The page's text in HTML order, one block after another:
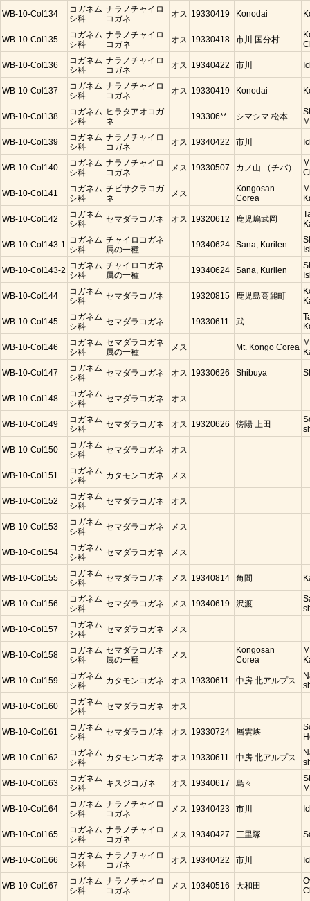
WB-10-Col134
コガネム
シ科
ナラノチャイロ
コガネ
オス 19330419 Konodai
WB-10-Col135
コガネム
シ科
ナラノチャイロ
コガネ
オス 19330418 市川 国分村
WB-10-Col136
コガネム
シ科
ナラノチャイロ
コガネ
オス 19340422 市川
WB-10-Col137
コガネム
シ科
ナラノチャイロ
コガネ
オス 19330419 Konodai
WB-10-Col138
コガネム
シ科
ヒラタアオコガ
ネ
193306** シマシマ 松本
WB-10-Col139
コガネム
シ科
ナラノチャイロ
コガネ
オス 19340422 市川
WB-10-Col140
コガネム
シ科
ナラノチャイロ
コガネ
メス 19330507 カノ山 （チバ）
WB-10-Col141
コガネム
シ科
チビサクラコガ
ネ
メス
Kongosan
Corea
WB-10-Col142
コガネム
シ科
セマダラコガネ オス 19320612 鹿児嶋武岡
WB-10-Col143-1 コガネム
シ科
チャイロコガネ
属の一種
19340624 Sana, Kurilen
WB-10-Col143-2 コガネム
シ科
チャイロコガネ
属の一種
19340624 Sana, Kurilen
WB-10-Col144
コガネム
シ科
セマダラコガネ 19320815 鹿児島高麗町
WB-10-Col145
コガネム
シ科
セマダラコガネ 19330611 武
WB-10-Col146
コガネム
シ科
セマダラコガネ
属の一種
メス Mt. Kongo Corea
WB-10-Col147
コガネム
シ科
セマダラコガネ オス 19330626 Shibuya
WB-10-Col148
コガネム
シ科
セマダラコガネ オス
WB-10-Col149
コガネム
シ科
セマダラコガネ オス 19320626 傍陽 上田
WB-10-Col150
コガネム
シ科
セマダラコガネ オス
WB-10-Col151
コガネム
シ科
カタモンコガネ メス
WB-10-Col152
コガネム
シ科
セマダラコガネ オス
WB-10-Col153
コガネム
シ科
セマダラコガネ メス
WB-10-Col154
コガネム
シ科
セマダラコガネ メス
WB-10-Col155
コガネム
シ科
セマダラコガネ メス 19340814 角間
WB-10-Col156
コガネム
シ科
セマダラコガネ メス 19340619 沢渡
WB-10-Col157
コガネム
シ科
セマダラコガネ メス
WB-10-Col158
コガネム
シ科
セマダラコガネ
属の一種
メス
Kongosan
Corea
WB-10-Col159
コガネム
シ科
カタモンコガネ オス 19330611 中房 北アルプス
WB-10-Col160
コガネム
シ科
セマダラコガネ オス
WB-10-Col161
コガネム
シ科
セマダラコガネ オス 19330724 層雲峡
WB-10-Col162
コガネム
シ科
カタモンコガネ オス 19330611 中房 北アルプス
WB-10-Col163
コガネム
シ科
キスジコガネ オス 19340617 島々
WB-10-Col164
コガネム
シ科
ナラノチャイロ
コガネ
メス 19340423 市川
WB-10-Col165
コガネム
シ科
ナラノチャイロ
コガネ
メス 19340427 三里塚
WB-10-Col166
コガネム
シ科
ナラノチャイロ
コガネ
オス 19340422 市川
WB-10-Col167
コガネム
シ科
ナラノチャイロ
コガネ
メス 19340516 大和田